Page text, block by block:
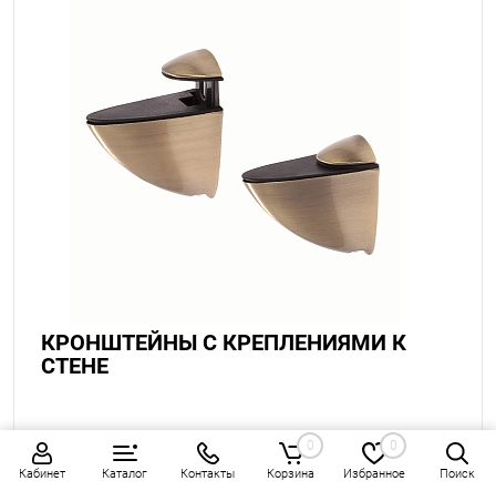
КРОНШТЕЙНЫ С КРЕПЛЕНИЯМИ К
СТЕНЕ
Кабинет Каталог Контакты
0
Корзина
0
Избранное Поиск